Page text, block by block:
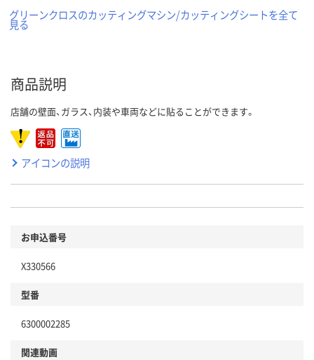
グリーンクロスのカッティングマシン/カッティングシートを全て
見る
商品説明
店舗の壁面、ガラス、内装や車両などに貼ることができます。
アイコンの説明
お申込番号
X330566
型番
6300002285
関連動画